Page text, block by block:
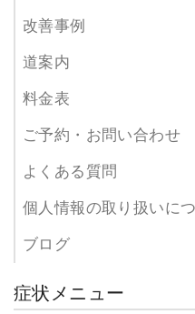
改善事例
道案内
料金表
ご予約・お問い合わせ
よくある質問
個人情報の取り扱いに
ブログ
症状メニュー